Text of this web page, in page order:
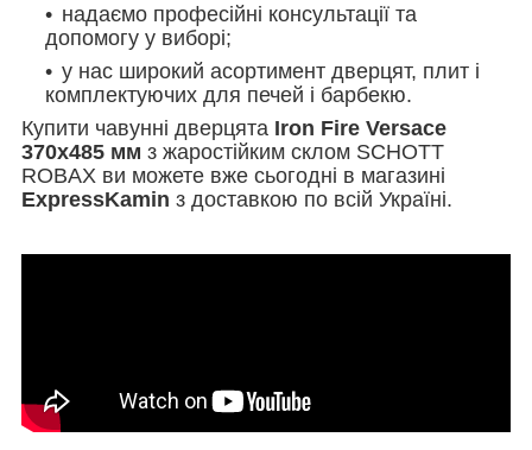
надаємо професійні консультації та
допомогу у виборі;
у нас широкий асортимент дверцят, плит і
комплектуючих для печей і барбекю.
Купити чавунні дверцята Iron Fire Versace
370х485 мм з жаростійким склом SCHOTT
ROBAX ви можете вже сьогодні в магазині
ExpressKamin з доставкою по всій Україні.